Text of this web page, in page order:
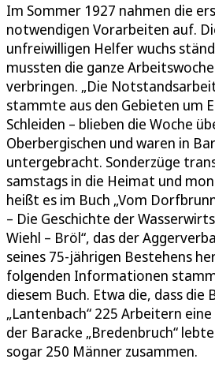
Im Sommer 1927 nahmen die
notwendigen Vorarbeiten auf.
unfreiwilligen Helfer wuchs
mussten die ganze
verbringen. „Die
stammte aus den Gebieten um
Schleiden – blieben die Woche
Oberbergischen und waren in
untergebracht. Sonderzüge
samstags in die Heimat und
heißt es im Buch „Vom
– Die Geschichte der
Wiehl – Bröl“, das der
seines 75-jährigen Bestehens
folgenden Informationen
diesem Buch. Etwa die, dass die
„Lantenbach“ 225 Arbeitern
der Baracke „Bredenbruch“
sogar 250 Männer zusammen.